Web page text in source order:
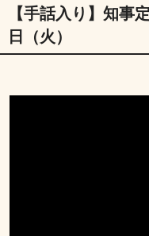
【手話入り】知事
日（火）